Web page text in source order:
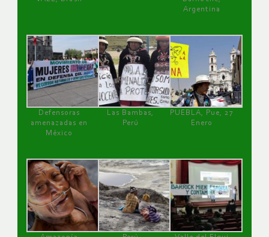
Argentina
Defensoras
amenazadas en
México
Las Bambas,
Perú
PUEBLA, Pue, 27
Enero